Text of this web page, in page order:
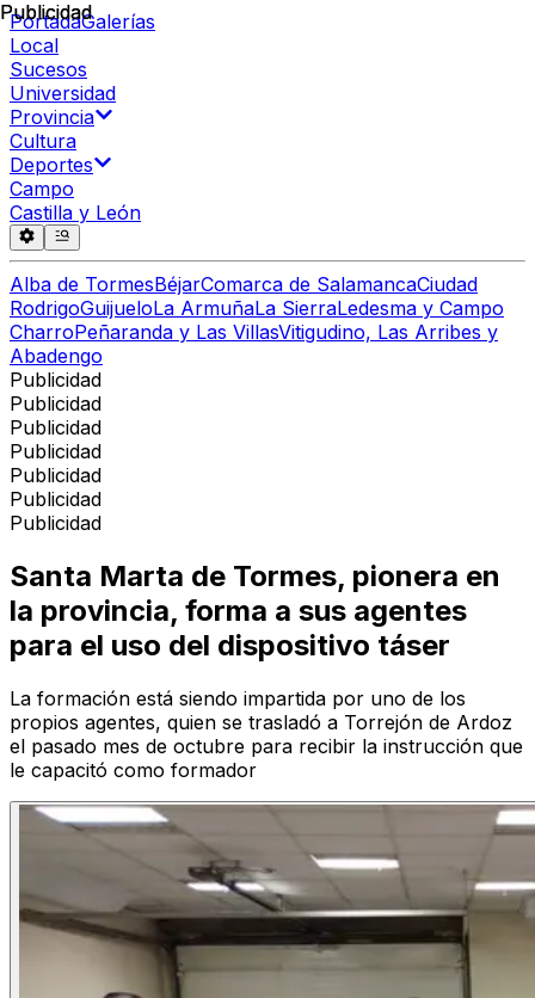
PortadaGalerías
Local
Sucesos
Universidad
Provincia
Cultura
Deportes
Campo
Castilla y León
Alba de TormesBéjarComarca de SalamancaCiudad
RodrigoGuijueloLa ArmuñaLa SierraLedesma y Campo
CharroPeñaranda y Las VillasVitigudino, Las Arribes y
Abadengo
Publicidad
Publicidad
Publicidad
Publicidad
Publicidad
Publicidad
Publicidad
Publicidad
Santa Marta de Tormes, pionera en
la provincia, forma a sus agentes
para el uso del dispositivo táser
La formación está siendo impartida por uno de los
propios agentes, quien se trasladó a Torrejón de Ardoz
el pasado mes de octubre para recibir la instrucción que
le capacitó como formador
Publicidad